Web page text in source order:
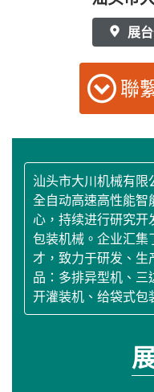
展
聯
汕头市大川机械有限
全自动高速高性能智
心，持续进行研究开
包装机械。企业汇集
才，致力于研发、生
品：多排异型机、三
开灌装机、给袋式包